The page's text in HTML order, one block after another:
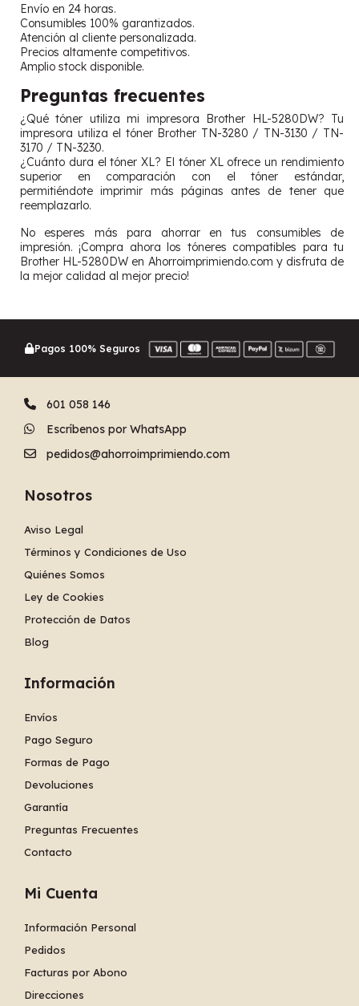
Envío en 24 horas.
Consumibles 100% garantizados.
Atención al cliente personalizada.
Precios altamente competitivos.
Amplio stock disponible.
Preguntas frecuentes
¿Qué tóner utiliza mi impresora Brother HL-5280DW? Tu
impresora utiliza el tóner Brother TN-3280 / TN-3130 / TN-
3170 / TN-3230.
¿Cuánto dura el tóner XL? El tóner XL ofrece un rendimiento
superior en comparación con el tóner estándar,
permitiéndote imprimir más páginas antes de tener que
reemplazarlo.
No esperes más para ahorrar en tus consumibles de
impresión. ¡Compra ahora los tóneres compatibles para tu
Brother HL-5280DW en Ahorroimprimiendo.com y disfruta de
la mejor calidad al mejor precio!
Pagos 100% Seguros
601 058 146
Escríbenos por WhatsApp
pedidos@ahorroimprimiendo.com
Nosotros
Aviso Legal
Términos y Condiciones de Uso
Quiénes Somos
Ley de Cookies
Protección de Datos
Blog
Información
Envíos
Pago Seguro
Formas de Pago
Devoluciones
Garantía
Preguntas Frecuentes
Contacto
Mi Cuenta
Información Personal
Pedidos
Facturas por Abono
Direcciones